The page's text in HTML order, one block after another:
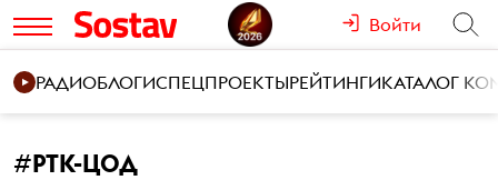
Войти
РАДИОБЛОГИСПЕЦПРОЕКТЫРЕЙТИНГИКАТАЛОГ
#РТК-ЦОД